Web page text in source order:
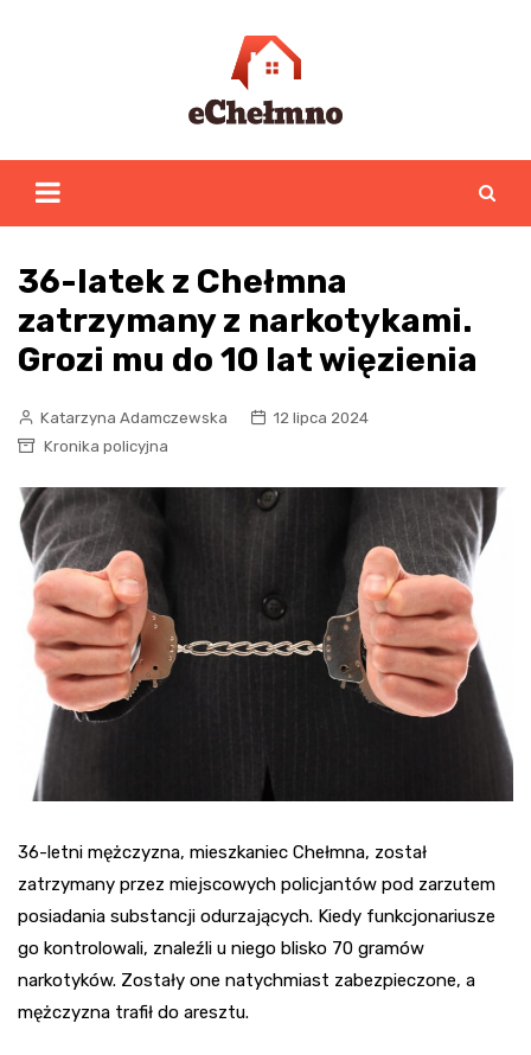
36-latek z Chełmna
zatrzymany z narkotykami.
Grozi mu do 10 lat więzienia
Katarzyna Adamczewska
12 lipca 2024
Kronika policyjna
36-letni mężczyzna, mieszkaniec Chełmna, został
zatrzymany przez miejscowych policjantów pod zarzutem
posiadania substancji odurzających. Kiedy funkcjonariusze
go kontrolowali, znaleźli u niego blisko 70 gramów
narkotyków. Zostały one natychmiast zabezpieczone, a
mężczyzna trafił do aresztu.